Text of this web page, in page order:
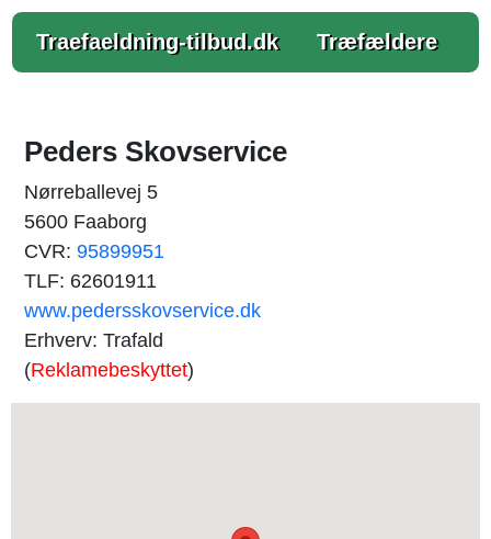
Traefaeldning-tilbud.dk Træfældere
Peders Skovservice
Nørreballevej 5
5600 Faaborg
CVR: 95899951
TLF: 62601911
www.pedersskovservice.dk
Erhverv: Trafald
(Reklamebeskyttet)